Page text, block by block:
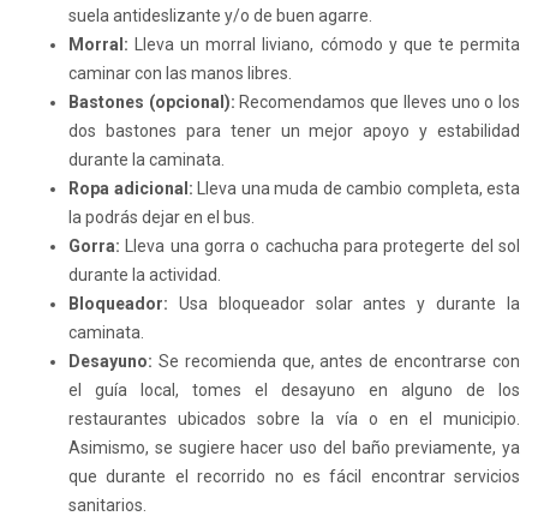
suela antideslizante y/o de buen agarre.
Morral: Lleva un morral liviano, cómodo y que te permita
caminar con las manos libres.
Bastones (opcional): Recomendamos que lleves uno o los
dos bastones para tener un mejor apoyo y estabilidad
durante la caminata.
Ropa adicional: Lleva una muda de cambio completa, esta
la podrás dejar en el bus.
Gorra: Lleva una gorra o cachucha para protegerte del sol
durante la actividad.
Bloqueador: Usa bloqueador solar antes y durante la
caminata.
Desayuno: Se recomienda que, antes de encontrarse con
el guía local, tomes el desayuno en alguno de los
restaurantes ubicados sobre la vía o en el municipio.
Asimismo, se sugiere hacer uso del baño previamente, ya
que durante el recorrido no es fácil encontrar servicios
sanitarios.